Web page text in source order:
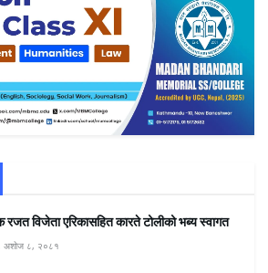
रजत विजेता एरिकासहित कारते टोलीको भब्य स्वागत
अशोज ८, २०८१